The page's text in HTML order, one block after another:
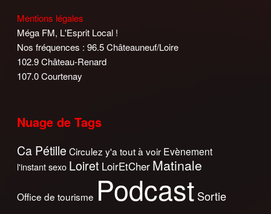
Mentions légales
Méga FM, L'Esprit Local !
Nos fréquences : 96.5 Châteauneuf/Loire
102.9 Château-Renard
107.0 Courtenay
Nuage de Tags
Ca Pétille Circulez y'a tout à voir Evènement
l'instant sexo Loiret LoirEtCher Matinale
Office de tourisme Podcast Sortie